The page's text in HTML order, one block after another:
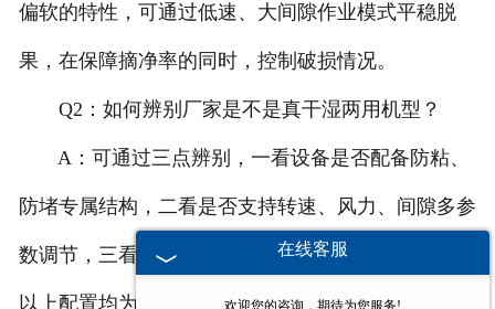
偏软的特性，可通过低速、大间隙作业模式平稳脱
果，在保障摘净率的同时，控制破损情况。
Q2：如何辨别厂家是不是真干湿两用机型？
A：可通过三点辨别，一看设备是否配备防粘、
防堵专属结构，二看是否支持转速、风力、间隙多参
数调节，三看是否有干湿双工况实际试机效果，缺少
以上配置均为伪干湿通用机型。
在线客服
欢迎您的咨询，期待为您服务!